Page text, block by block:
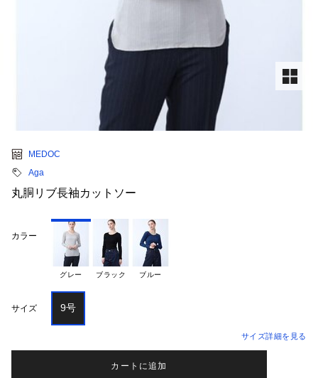
MEDOC
Aga
丸胴リブ長袖カットソー
カラー
グレー ブラック ブルー
サイズ 9号
サイズ詳細を見る
カートに追加